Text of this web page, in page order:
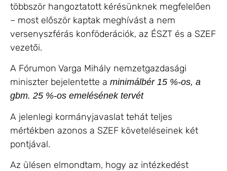
többször hangoztatott kérésünknek megfelelően
– most először kaptak meghívást a nem
versenyszférás konföderációk, az ÉSZT és a SZEF
vezetői.
A Fórumon Varga Mihály nemzetgazdasági
miniszter bejelentette a minimálbér 15 %-os, a
gbm. 25 %-os emelésének tervét
A jelenlegi kormányjavaslat tehát teljes
mértékben azonos a SZEF követeléseinek két
pontjával.
Az ülésen elmondtam, hogy az intézkedést